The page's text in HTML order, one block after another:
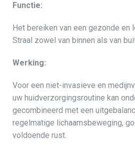
Functie:
Het bereiken van een gezonde en
Straal zowel van binnen als van
Werking:
Voor een niet-invasieve en
uw huidverzorgingsroutine kan
gecombineerd met een
regelmatige lichaamsbeweging,
voldoende rust.